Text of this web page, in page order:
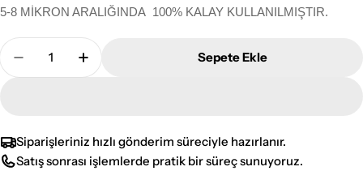
5-8 MİKRON ARALIĞINDA 100% KALAY KULLANILMIŞTIR.
Adet
10 Adet SKP 50mm Sıkmalı Kablo Pabucu Adedini
10 Adet SKP 50mm Sıkmalı Kablo
Sepete Ekle
Siparişleriniz hızlı gönderim süreciyle hazırlanır.
Satış sonrası işlemlerde pratik bir süreç sunuyoruz.